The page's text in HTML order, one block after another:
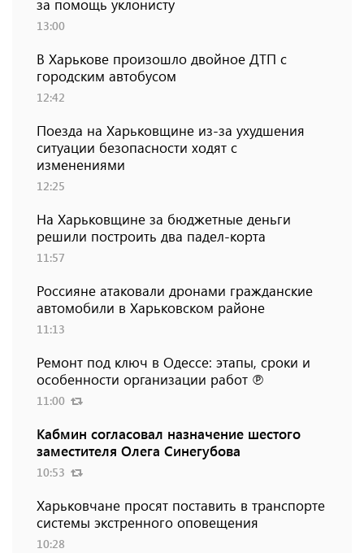
за помощь уклонисту
13:00
В Харькове произошло двойное ДТП с
городским автобусом
12:42
Поезда на Харьковщине из-за ухудшения
ситуации безопасности ходят с
изменениями
12:25
На Харьковщине за бюджетные деньги
решили построить два падел-корта
11:57
Россияне атаковали дронами гражданские
автомобили в Харьковском районе
11:13
Ремонт под ключ в Одессе: этапы, сроки и
особенности организации работ ℗
11:00
Кабмин согласовал назначение шестого
заместителя Олега Синегубова
10:53
Харьковчане просят поставить в транспорте
системы экстренного оповещения
10:28